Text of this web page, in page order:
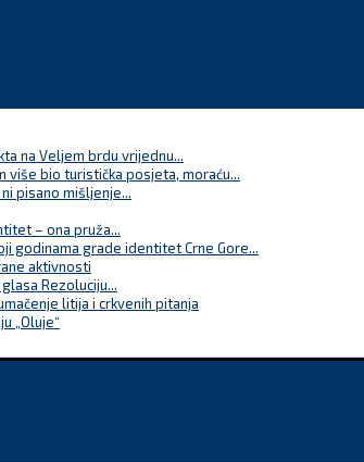
na Veljem brdu vrijednu...
više bio turistička posjeta, moraću...
pisano mišljenje...
– ona pruža...
godinama grade identitet Crne Gore...
aktivnosti
Rezoluciju...
litija i crkvenih pitanja
„Oluje“